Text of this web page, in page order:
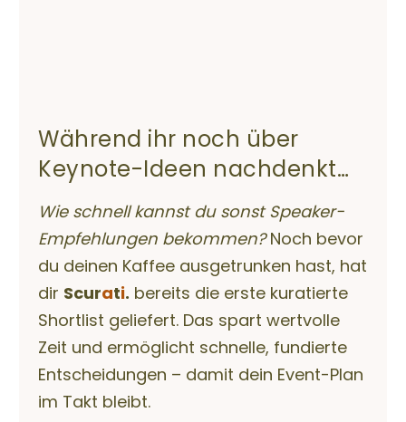
Während ihr noch über
Keynote-Ideen nachdenkt…
Wie schnell kannst du sonst Speaker-
Empfehlungen bekommen?Noch bevor
du deinen Kaffee ausgetrunken hast, hat
dir Scurati. bereits die erste kuratierte
Shortlist geliefert. Das spart wertvolle
Zeit und ermöglicht schnelle, fundierte
Entscheidungen – damit dein Event-Plan
im Takt bleibt.